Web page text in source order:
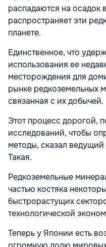
распадаются на осадок
распространяет эти
планете.
Единственное, что
использования ее
месторождения для
рынке редкоземельных
связанная с их добычей.
Этот процесс дорогой,
исследований, чтобы
методы, сказал
Такая.
Редкоземельные
частью костяка
быстрорастущих
технологической
Теперь у Японии есть